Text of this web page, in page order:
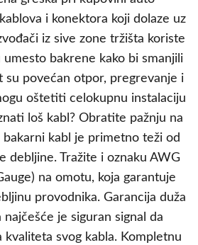
i konektora koji dolaze uz
iz sive zone tržišta koriste
bakrene kako bi smanjili
povećan otpor, pregrevanje i
oštetiti celokupnu instalaciju
loš kabl? Obratite pažnju na
kabl je primetno teži od
debljine. Tražite i oznaku AWG
na omotu, koja garantuje
provodnika. Garancija duža
najčešće je siguran signal da
kvaliteta svog kabla. Kompletnu